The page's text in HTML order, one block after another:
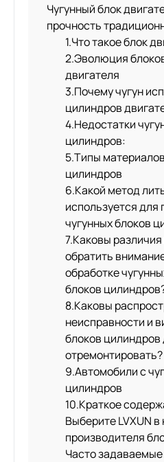
Чугунный блок
прочность
1.Что такое блок
2.Эволюция
двигателя
3.Почему чугун
цилиндров
4.Недостатки
цилиндров:
5.Типы
цилиндров
6.Какой метод
используется для
чугунных блоков
7.Каковы
обратить
обработке
блоков
8.Каковы
неисправности и
блоков цилиндров
отремонтировать?
9.Автомобили с
цилиндров
10.Краткое
Выберите LVXUN в
производителя
Часто